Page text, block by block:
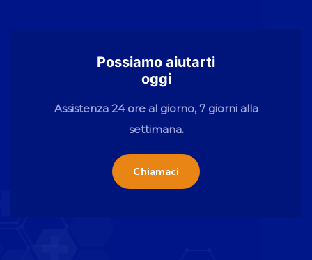
Possiamo aiutarti
oggi
Assistenza 24 ore al giorno, 7 giorni alla
settimana.
Chiamaci